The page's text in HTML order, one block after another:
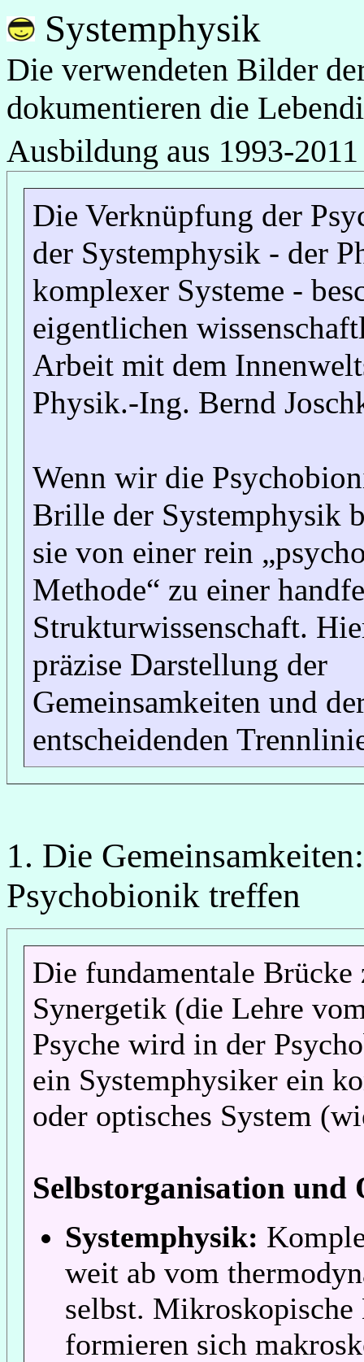
Systemphysik
Die verwendeten Bilder
dokumentieren die
Ausbildung aus 1993-2011
Die Verknüpfung der
der Systemphysik - der
komplexer Systeme -
eigentlichen
Arbeit mit dem
Physik.-Ing. Bernd
Wenn wir die
Brille der Systemphysik
sie von einer rein
Methode“ zu einer
Strukturwissenschaft.
präzise Darstellung der
Gemeinsamkeiten und
entscheidenden
1. Die
Psychobionik treffen
Die fundamentale
Synergetik (die Lehre
Psyche wird in der
ein Systemphysiker ein
oder optisches System
Selbstorganisation und
Systemphysik:
weit ab vom
selbst.
formieren sich